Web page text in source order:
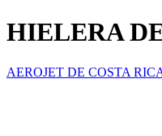
HIELERA
AEROJET DE COSTA